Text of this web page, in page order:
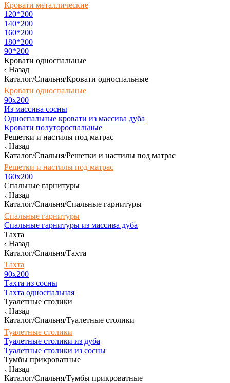
Кровати металлические
120*200
140*200
160*200
180*200
90*200
Кровати односпальные
Назад
Каталог/Спальня/Кровати односпальные
Кровати односпальные
90х200
Из массива сосны
Односпальные кровати из массива дуба
Кровати полутороспальные
Решетки и настилы под матрас
Назад
Каталог/Спальня/Решетки и настилы под матрас
Решетки и настилы под матрас
160х200
Спальные гарнитуры
Назад
Каталог/Спальня/Спальные гарнитуры
Спальные гарнитуры
Спальные гарнитуры из массива дуба
Тахта
Назад
Каталог/Спальня/Тахта
Тахта
90х200
Тахта из сосны
Тахта односпальная
Туалетные столики
Назад
Каталог/Спальня/Туалетные столики
Туалетные столики
Туалетные столики из дуба
Туалетные столики из сосны
Тумбы прикроватные
Назад
Каталог/Спальня/Тумбы прикроватные